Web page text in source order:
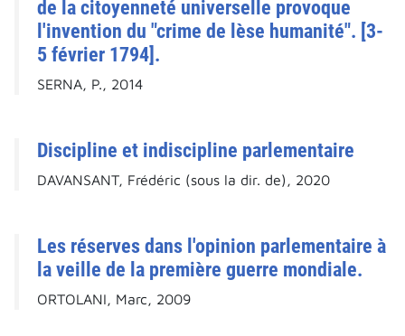
de la citoyenneté universelle provoque
l'invention du "crime de lèse humanité". [3-
5 février 1794].
SERNA, P., 2014
Discipline et indiscipline parlementaire
DAVANSANT, Frédéric (sous la dir. de), 2020
Les réserves dans l'opinion parlementaire à
la veille de la première guerre mondiale.
ORTOLANI, Marc, 2009